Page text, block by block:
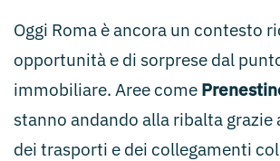
Oggi Roma è ancora un contesto
opportunità e di sorprese dal
immobiliare. Aree come
stanno andando alla ribalta
dei trasporti e dei collegamenti